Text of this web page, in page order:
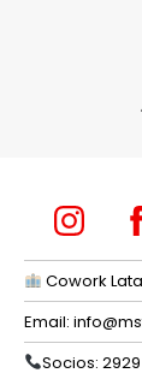
Cowork
Email:
Socios: 2929